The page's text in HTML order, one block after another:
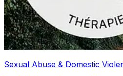
Sexual Abuse & Domestic